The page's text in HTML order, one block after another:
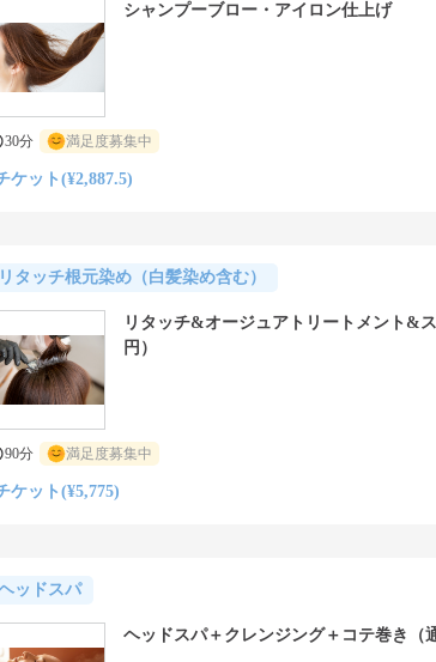
シャンプーブロー・アイロン仕上げ
30分 満足度募集中
ケット(¥2,887.5)
タッチ根元染め（白髪染め含む）
リタッチ&オージュアトリートメント&
円）
90分 満足度募集中
ケット(¥5,775)
ッドスパ
ヘッドスパ＋クレンジング＋コテ巻き（